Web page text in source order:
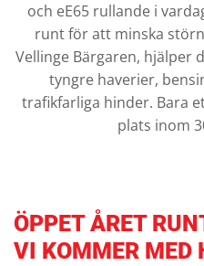
och eE65 rullande i
runt för att minska
Vellinge Bärgaren, hjälper
tyngre haverier,
trafikfarliga hinder. Bara
plats inom
ÖPPET ÅRET
VI KOMMER MED